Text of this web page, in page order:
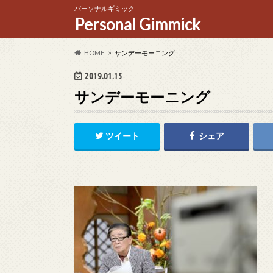
パーソナルギミック
Personal Gimmick
HOME サンデーモーニング
2019.01.15
サンデーモーニング
ツイート シェア